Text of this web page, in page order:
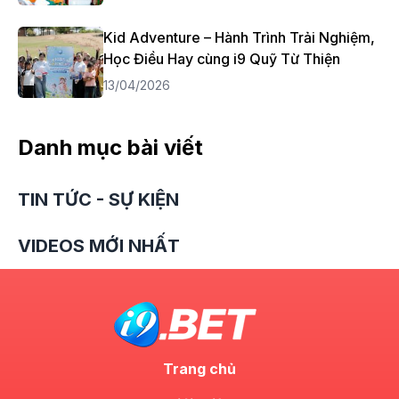
Kid Adventure – Hành Trình Trải Nghiệm,
Học Điều Hay cùng i9 Quỹ Từ Thiện
13/04/2026
Danh mục bài viết
TIN TỨC - SỰ KIỆN
VIDEOS MỚI NHẤT
Trang chủ